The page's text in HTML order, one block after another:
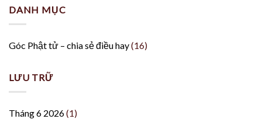
DANH MỤC
Góc Phật tử – chia sẻ điều hay(16)
LƯU TRỮ
Tháng 6 2026(1)